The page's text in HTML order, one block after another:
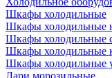
Шкафы холодильные
Шкафы холодильные
Шкафы холодильные
Шкафы холодильные
Шкафы холодильные
Лари морозильные